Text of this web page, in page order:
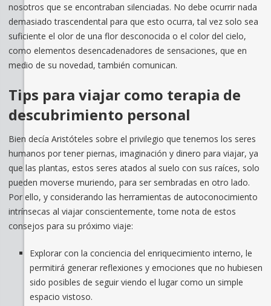
nosotros que se encontraban silenciadas. No debe ocurrir nada
demasiado trascendental para que esto ocurra, tal vez solo sea
suficiente el olor de una flor desconocida o el color del cielo,
como elementos desencadenadores de sensaciones, que en
medio de su novedad, también comunican.
Tips para viajar como terapia de
descubrimiento personal
Bien decía Aristóteles sobre el privilegio que tenemos los seres
humanos por tener piernas, imaginación y dinero para viajar, ya
que las plantas, estos seres atados al suelo con sus raíces, solo
pueden moverse muriendo, para ser sembradas en otro lado.
Por ello, y considerando las herramientas de autoconocimiento
intrínsecas al viajar conscientemente, tome nota de estos
consejos para su próximo viaje:
Explorar con la conciencia del enriquecimiento interno, le
permitirá generar reflexiones y emociones que no hubiesen
sido posibles de seguir viendo el lugar como un simple
espacio vistoso.